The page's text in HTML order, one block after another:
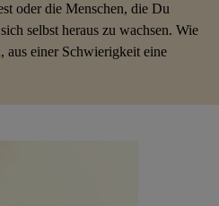
oder die Menschen, die Du
selbst heraus zu wachsen. Wie
aus einer Schwierigkeit eine